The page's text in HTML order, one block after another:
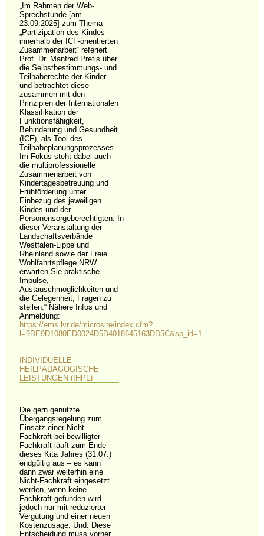
„Im Rahmen der Web-
Sprechstunde [am
23.09.2025] zum Thema
„Partizipation des Kindes
innerhalb der ICF-orientierten
Zusammenarbeit“ referiert
Prof. Dr. Manfred Pretis über
die Selbstbestimmungs- und
Teilhaberechte der Kinder
und betrachtet diese
zusammen mit den
Prinzipien der Internationalen
Klassifikation der
Funktionsfähigkeit,
Behinderung und Gesundheit
(ICF), als Tool des
Teilhabeplanungsprozesses.
Im Fokus steht dabei auch
die multiprofessionelle
Zusammenarbeit von
Kindertagesbetreuung und
Frühförderung unter
Einbezug des jeweiligen
Kindes und der
Personensorgeberechtigten. In
dieser Veranstaltung der
Landschaftsverbände
Westfalen-Lippe und
Rheinland sowie der Freie
Wohlfahrtspflege NRW
erwarten Sie praktische
Impulse,
Austauschmöglichkeiten und
die Gelegenheit, Fragen zu
stellen.“ Nähere Infos und
Anmeldung:
https://ems.lvr.de/microsite/index.cfm?
l=9DE9D1080ED0024D5D4018645163DD5C&sp_id=1
INDIVIDUELLE
HEILPÄDAGOGISCHE
LEISTUNGEN (IHPL)
Die gern genutzte
Übergangsregelung zum
Einsatz einer Nicht-
Fachkraft bei bewilligter
Fachkraft läuft zum Ende
dieses Kita Jahres (31.07.)
endgültig aus – es kann
dann zwar weiterhin eine
Nicht-Fachkraft eingesetzt
werden, wenn keine
Fachkraft gefunden wird –
jedoch nur mit reduzierter
Vergütung und einer neuen
Kostenzusage. Und: Diese
Entscheidung muss vorher